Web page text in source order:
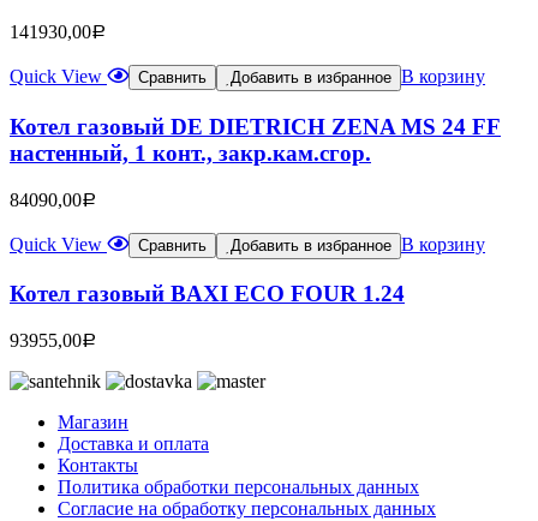
141930,00Р
Quick View Сравнить Добавить в избранное В корзину
Котел газовый DE DIETRICH ZENA MS 24 FF
настенный, 1 конт., закр.кам.сгор.
84090,00Р
Quick View Сравнить Добавить в избранное В корзину
Котел газовый BAXI ECO FOUR 1.24
93955,00Р
Магазин
Доставка и оплата
Контакты
Политика обработки персональных данных
Согласие на обработку персональных данных